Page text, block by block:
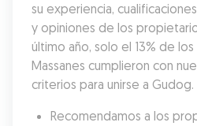
su experiencia,
y opiniones de los
último año, solo el 13% de
Massanes cumplieron con
criterios para unirse a
Recomendamos a los